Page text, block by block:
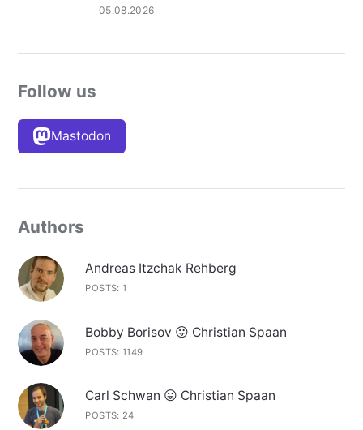
05.08.2026
Follow us
Mastodon
Authors
Andreas Itzchak Rehberg
POSTS: 1
Bobby Borisov 😛 Christian Spaan
POSTS: 1149
Carl Schwan 😛 Christian Spaan
POSTS: 24